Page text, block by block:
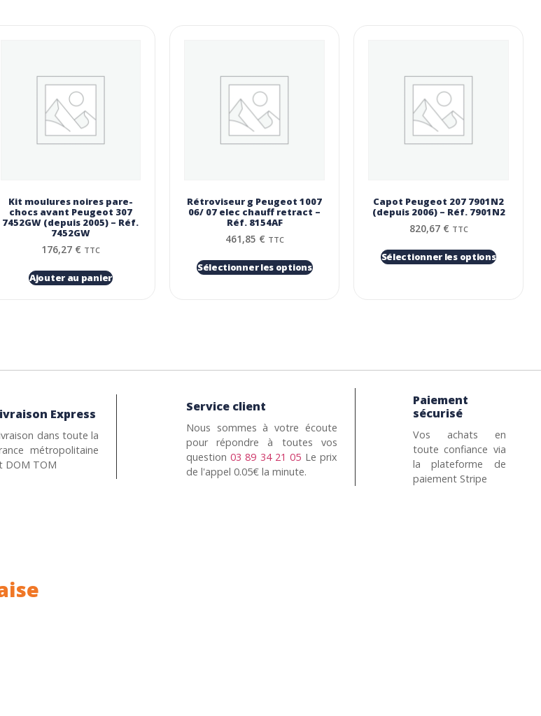
Kit moulures noires pare-
chocs avant Peugeot 307
7452GW (depuis 2005) – Réf.
7452GW
176,27 € TTC
Ajouter au panier
Rétroviseur g Peugeot 1007
06/ 07 elec chauff retract –
Réf. 8154AF
461,85 € TTC
Sélectionner les options
Capot Peugeot 207 7901N2
(depuis 2006) – Réf. 7901N2
820,67 € TTC
Sélectionner les options
Express
dans toute la
métropolitaine
DOM TOM
Service client
Nous sommes à votre écoute
pour répondre à toutes vos
question03 89 34 21 05 Le prix
de l'appel 0.05€ la minute.
Paiement
sécurisé
Vos achats en
toute confiance via
la plateforme de
paiement Stripe